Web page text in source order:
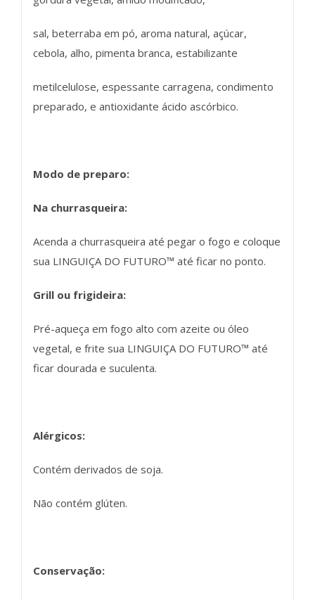
sal, beterraba em pó, aroma natural, açúcar,
cebola, alho, pimenta branca, estabilizante
metilcelulose, espessante carragena, condimento
preparado, e antioxidante ácido ascórbico.
Modo de preparo:
Na churrasqueira:
Acenda a churrasqueira até pegar o fogo e coloque
sua LINGUIÇA DO FUTURO™ até ficar no ponto.
Grill ou frigideira:
Pré-aqueça em fogo alto com azeite ou óleo
vegetal, e frite sua LINGUIÇA DO FUTURO™ até
ficar dourada e suculenta.
Alérgicos:
Contém derivados de soja.
Não contém glúten.
Conservação: